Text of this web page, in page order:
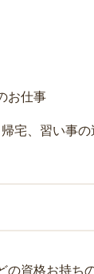
お仕事
宅、習い事の
の資格お持ち